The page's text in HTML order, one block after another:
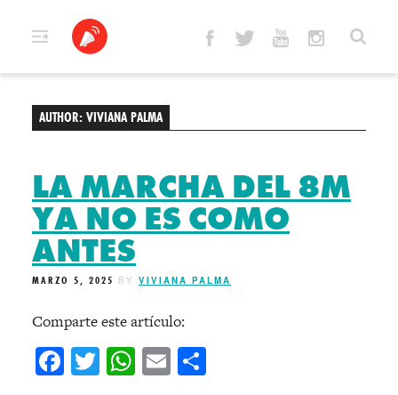
AUTHOR:VIVIANA PALMA
LA MARCHA DEL 8M
YA NO ES COMO
ANTES
MARZO 5, 2025 BY VIVIANA PALMA
Comparte este artículo:
Facebook
Twitter
WhatsApp
Email